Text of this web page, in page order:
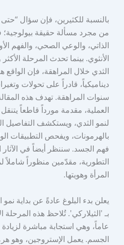
بالنسبة للكثيرين، فإن سؤال
من مجرد مسألة حقيقة
الذاتي، والوعي الصحي، والفهم
الأنثوي. بينما تحدث المرحلة
الثدي خلال المراهقة، فإن
ديناميكياً، قادراً على تحولات
سنوات المراهقة. تهدف هذه
العملية، مقدمة مورداً قاطعاً
لنمو الثدي، ويستكشف التفاصيل
بالهرمونات، ويفحص التطبيقات
فهم الجسد. سننظر أيضاً في الآثار
التطورية، مقدّمين منظوراً
المرأة وهويتها.
يعلن بدء البلوغ عادةً عن بداية
عاماً، وهي استجابة مباشرة
الجسم. يعمل الإستروجين، وهو